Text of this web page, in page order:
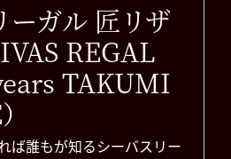
ーガル 匠リザ
REGAL
TAKUMI
ば誰もが知るシーバスリー